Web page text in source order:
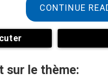
CONTINUE
sur le thème: